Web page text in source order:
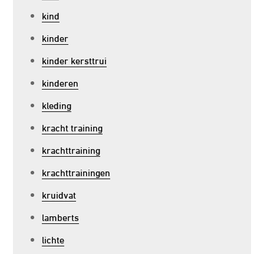
kind
kinder
kinder kersttrui
kinderen
kleding
kracht training
krachttraining
krachttrainingen
kruidvat
lamberts
lichte